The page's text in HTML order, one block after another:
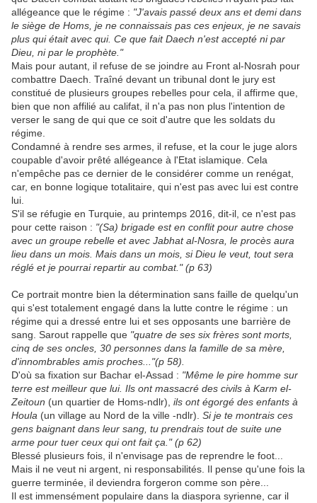
allégeance que le régime : "J'avais passé deux ans et demi dans
le siège de Homs, je ne connaissais pas ces enjeux, je ne savais
plus qui était avec qui. Ce que fait Daech n'est accepté ni par
Dieu, ni par le prophète."
Mais pour autant, il refuse de se joindre au Front al-Nosrah pour
combattre Daech. Traîné devant un tribunal dont le jury est
constitué de plusieurs groupes rebelles pour cela, il affirme que,
bien que non affilié au califat, il n'a pas non plus l'intention de
verser le sang de qui que ce soit d'autre que les soldats du
régime.
Condamné à rendre ses armes, il refuse, et la cour le juge alors
coupable d'avoir prêté allégeance à l'Etat islamique. Cela
n'empêche pas ce dernier de le considérer comme un renégat,
car, en bonne logique totalitaire, qui n'est pas avec lui est contre
lui.
S'il se réfugie en Turquie, au printemps 2016, dit-il, ce n'est pas
pour cette raison : "(Sa) brigade est en conflit pour autre chose
avec un groupe rebelle et avec Jabhat al-Nosra, le procès aura
lieu dans un mois. Mais dans un mois, si Dieu le veut, tout sera
réglé et je pourrai repartir au combat." (p 63)
Ce portrait montre bien la détermination sans faille de quelqu'un
qui s'est totalement engagé dans la lutte contre le régime : un
régime qui a dressé entre lui et ses opposants une barrière de
sang. Sarout rappelle que "quatre de ses six frères sont morts,
cinq de ses oncles, 30 personnes dans la famille de sa mère,
d'innombrables amis proches..."(p 58).
D'où sa fixation sur Bachar el-Assad : "Même le pire homme sur
terre est meilleur que lui. Ils ont massacré des civils à Karm el-
Zeitoun (un quartier de Homs-ndlr), ils ont égorgé des enfants à
Houla (un village au Nord de la ville -ndlr). Si je te montrais ces
gens baignant dans leur sang, tu prendrais tout de suite une
arme pour tuer ceux qui ont fait ça." (p 62)
Blessé plusieurs fois, il n'envisage pas de reprendre le foot...
Mais il ne veut ni argent, ni responsabilités. Il pense qu'une fois la
guerre terminée, il deviendra forgeron comme son père...
Il est immensément populaire dans la diaspora syrienne, car il